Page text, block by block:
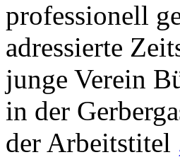
professionell
adressierte
junge Verein
in der
der Arbeitstitel